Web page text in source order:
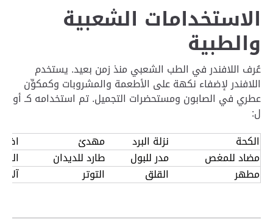
الاستخدامات الشعبية
والطبية
عُرف اللافندر في الطب الشعبي منذ زمن بعيد. يستخدم
اللافندر لإضفاء نكهة على الأطعمة والمشروبات وكمكوِّن
عطري في الصابون ومستحضرات التجميل. تم استخدامه كـ أو
ل:
الكحة
نزلة البرد مهدئ
مضاد للمغص
مدر للبول طارد للديدان
مطهر
القلق التوتر آلام